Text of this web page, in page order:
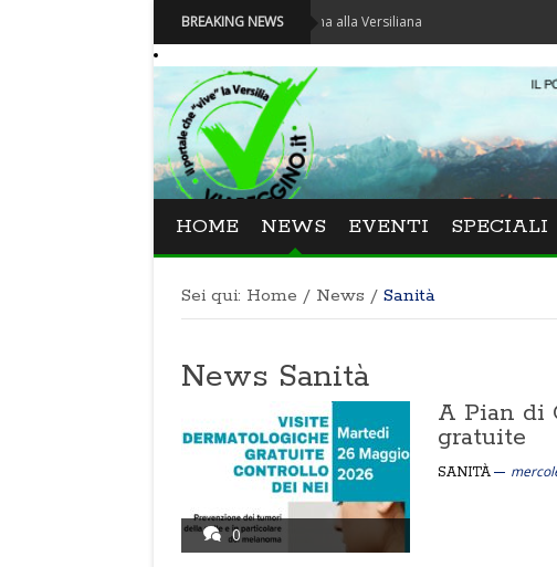
BREAKING NEWS
lucchese Beatrice Venezi torna alla Versiliana
HOME NEWS EVENTI SPECIALI
Sei qui: Home / News / Sanità
News Sanità
0
A Pian di
gratuite
SANITÀ